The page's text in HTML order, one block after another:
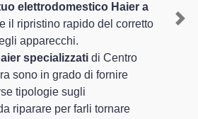
elettrodomestico Haier a
il ripristino rapido del corretto
apparecchi.
specializzati di Centro
sono in grado di fornire
tipologie sugli
riparare per farli tornare